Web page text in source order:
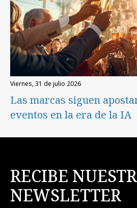
viernes, 31 de julio 2026
Las marcas siguen
eventos en la era de la IA
RECIBE
NEWSLETTER